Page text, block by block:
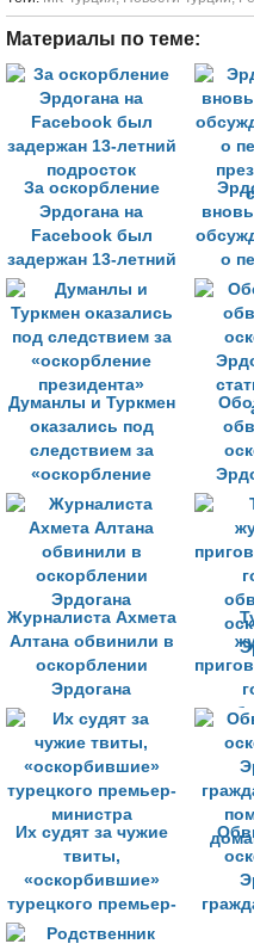
Материалы по теме:
За оскорбление
Эрдогана на
Facebook был
задержан 13-летний
подросток
о
Думанлы и Туркмен
оказались под
следствием за
«оскорбление
президента»
Журналиста Ахмета
Алтана обвинили в
оскорблении
Эрдогана
Их судят за чужие
твиты,
«оскорбившие»
турецкого премьер-
министра